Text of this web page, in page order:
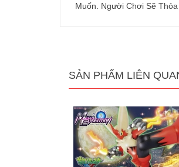
Muốn. Người Chơi Sẽ
SẢN PHẨM LIÊN